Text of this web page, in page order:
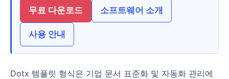
무료 다운로드
소프트웨어 소개
사용 안내
Dotx 템플릿 형식은 기업 문서 표준화 및 자동화 관리에